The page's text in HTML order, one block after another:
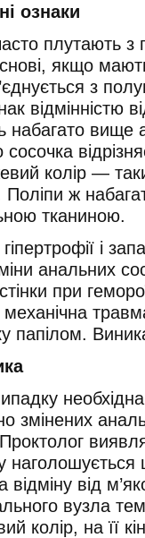
ознаки
плутають з
якщо
з
відмінністю
набагато вище
сосочка
колір —
ж
тканиною.
і
анальних
при
механічна
папілом.
змінених
відміну від
вузла
колір, на її